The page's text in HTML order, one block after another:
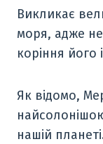
Викликає
моря, адже не
коріння його
Як відомо,
нашій